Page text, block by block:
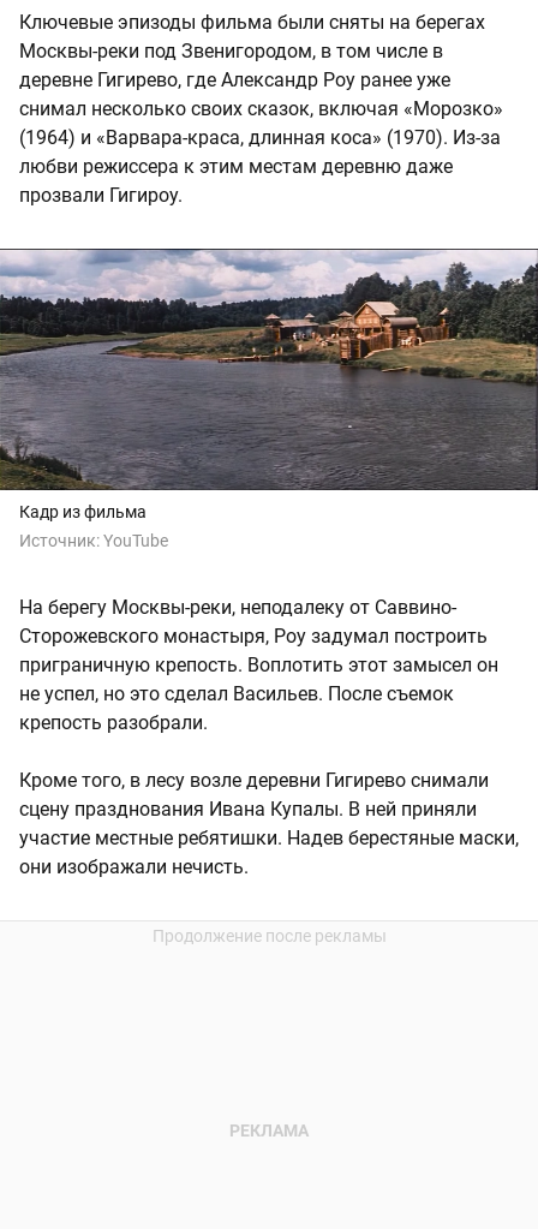
Ключевые эпизоды фильма были сняты на берегах
Москвы-реки под Звенигородом, в том числе в
деревне Гигирево, где Александр Роу ранее уже
снимал несколько своих сказок, включая «Морозко»
(1964) и «Варвара-краса, длинная коса» (1970). Из-за
любви режиссера к этим местам деревню даже
прозвали Гигироу.
Кадр из фильма
Источник:YouTube
На берегу Москвы-реки, неподалеку от Саввино-
Сторожевского монастыря, Роу задумал построить
приграничную крепость. Воплотить этот замысел он
не успел, но это сделал Васильев. После съемок
крепость разобрали.
Кроме того, в лесу возле деревни Гигирево снимали
сцену празднования Ивана Купалы. В ней приняли
участие местные ребятишки. Надев берестяные маски,
они изображали нечисть.